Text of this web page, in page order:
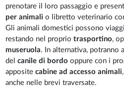
prenotare il loro passaggio e
per animali o libretto veterinario
Gli animali domestici possono
restando nel propriotrasportino,
museruola. In alternativa, potranno
delcanile di bordo oppure con i
appositecabine ad accesso animali
anche nelle brevi traversate.